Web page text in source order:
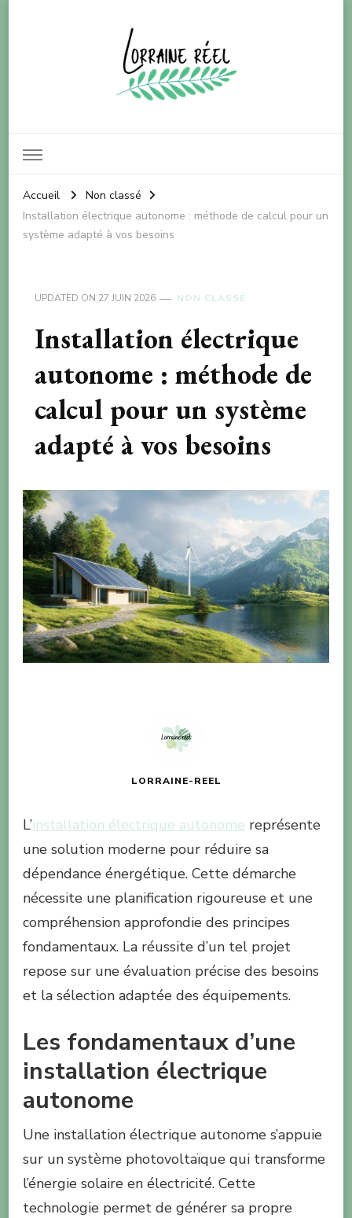
Accueil
Non classé
Installation électrique autonome : méthode de calcul pour un
système adapté à vos besoins
UPDATED ON 27 JUIN 2026 NON CLASSÉ
Installation électrique
autonome : méthode de
calcul pour un système
adapté à vos besoins
LORRAINE-REEL
L’installation électrique autonome représente
une solution moderne pour réduire sa
dépendance énergétique. Cette démarche
nécessite une planification rigoureuse et une
compréhension approfondie des principes
fondamentaux. La réussite d’un tel projet
repose sur une évaluation précise des besoins
et la sélection adaptée des équipements.
Les fondamentaux d’une
installation électrique
autonome
Une installation électrique autonome s’appuie
sur un système photovoltaïque qui transforme
l’énergie solaire en électricité. Cette
technologie permet de générer sa propre